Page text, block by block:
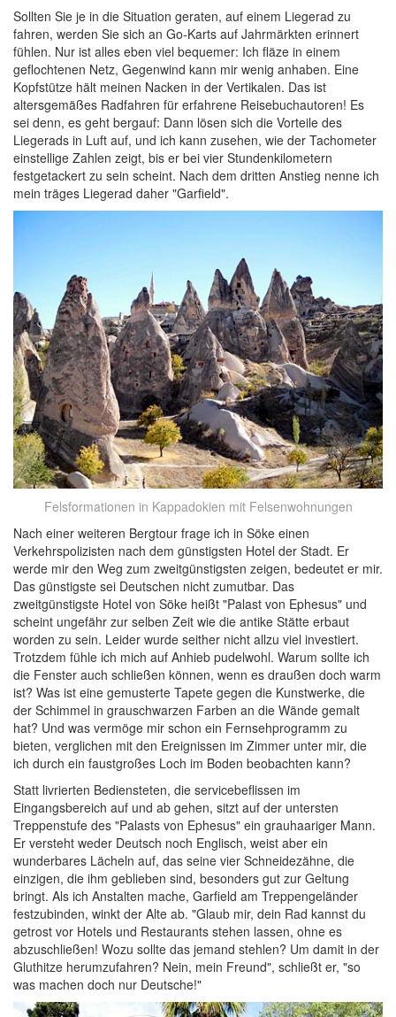
Sollten Sie je in die Situation geraten, auf einem Liegerad zu
fahren, werden Sie sich an Go-Karts auf Jahrmärkten erinnert
fühlen. Nur ist alles eben viel bequemer: Ich fläze in einem
geflochtenen Netz, Gegenwind kann mir wenig anhaben. Eine
Kopfstütze hält meinen Nacken in der Vertikalen. Das ist
altersgemäßes Radfahren für erfahrene Reisebuchautoren! Es
sei denn, es geht bergauf: Dann lösen sich die Vorteile des
Liegerads in Luft auf, und ich kann zusehen, wie der Tachometer
einstellige Zahlen zeigt, bis er bei vier Stundenkilometern
festgetackert zu sein scheint. Nach dem dritten Anstieg nenne ich
mein träges Liegerad daher "Garfield".
Felsformationen in Kappadokien mit Felsenwohnungen
Nach einer weiteren Bergtour frage ich in Söke einen
Verkehrspolizisten nach dem günstigsten Hotel der Stadt. Er
werde mir den Weg zum zweitgünstigsten zeigen, bedeutet er mir.
Das günstigste sei Deutschen nicht zumutbar. Das
zweitgünstigste Hotel von Söke heißt "Palast von Ephesus" und
scheint ungefähr zur selben Zeit wie die antike Stätte erbaut
worden zu sein. Leider wurde seither nicht allzu viel investiert.
Trotzdem fühle ich mich auf Anhieb pudelwohl. Warum sollte ich
die Fenster auch schließen können, wenn es draußen doch warm
ist? Was ist eine gemusterte Tapete gegen die Kunstwerke, die
der Schimmel in grauschwarzen Farben an die Wände gemalt
hat? Und was vermöge mir schon ein Fernsehprogramm zu
bieten, verglichen mit den Ereignissen im Zimmer unter mir, die
ich durch ein faustgroßes Loch im Boden beobachten kann?
Statt livrierten Bediensteten, die servicebeflissen im
Eingangsbereich auf und ab gehen, sitzt auf der untersten
Treppenstufe des "Palasts von Ephesus" ein grauhaariger Mann.
Er versteht weder Deutsch noch Englisch, weist aber ein
wunderbares Lächeln auf, das seine vier Schneidezähne, die
einzigen, die ihm geblieben sind, besonders gut zur Geltung
bringt. Als ich Anstalten mache, Garfield am Treppengeländer
festzubinden, winkt der Alte ab. "Glaub mir, dein Rad kannst du
getrost vor Hotels und Restaurants stehen lassen, ohne es
abzuschließen! Wozu sollte das jemand stehlen? Um damit in der
Gluthitze herumzufahren? Nein, mein Freund", schließt er, "so
was machen doch nur Deutsche!"